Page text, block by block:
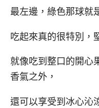
最左邊，綠色那球就
吃起來真的很特別，
就像吃到整口的開心
香氣之外，
還可以享受到冰心沁